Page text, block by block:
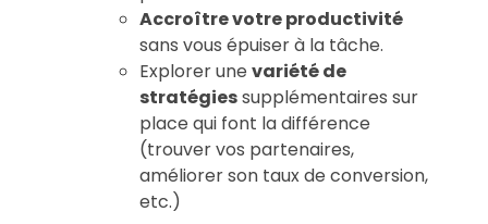
Accroître votre productivité
sans vous épuiser à la tâche.
Explorer une variété de
stratégiessupplémentaires sur
place qui font la différence
(trouver vos partenaires,
améliorer son taux de conversion,
etc.)